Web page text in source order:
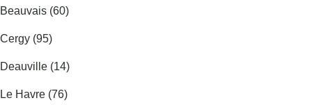
Beauvais (60)
Cergy (95)
Deauville (14)
Le Havre (76)